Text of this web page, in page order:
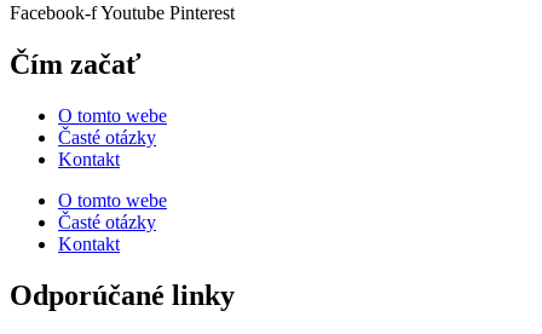
Facebook-fYoutube Pinterest
Čím začať
O tomto webe
Časté otázky
Kontakt
O tomto webe
Časté otázky
Kontakt
Odporúčané linky